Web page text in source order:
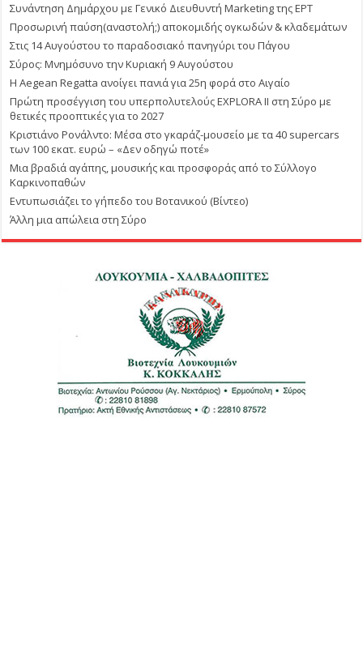
Συνάντηση Δημάρχου με Γενικό Διευθυντή Marketing της ΕΡΤ
Προσωρινή παύση(αναστολή;) αποκομιδής ογκωδών & κλαδεμάτων
Στις 14 Αυγούστου το παραδοσιακό πανηγύρι του Πάγου
Σύρος: Μνημόσυνο την Κυριακή 9 Αυγούστου
Η Aegean Regatta ανοίγει πανιά για 25η φορά στο Αιγαίο
Πρώτη προσέγγιση του υπερπολυτελούς EXPLORA II στη Σύρο με
θετικές προοπτικές για το 2027
Κριστιάνο Ρονάλντο: Μέσα στο γκαράζ-μουσείο με τα 40 supercars
των 100 εκατ. ευρώ – «Δεν οδηγώ ποτέ»
Μια βραδιά αγάπης, μουσικής και προσφοράς από το Σύλλογο
Καρκινοπαθών
Εντυπωσιάζει το γήπεδο του Βοτανικού (Βίντεο)
Άλλη μια απώλεια στη Σύρο